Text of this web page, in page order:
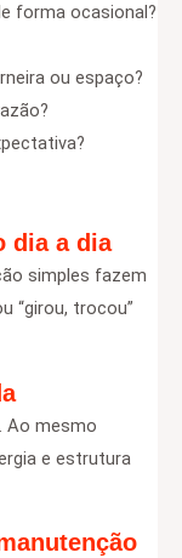
forma ocasional?
ou espaço?
dia a dia
simples fazem
“girou, trocou”
Ao mesmo
e estrutura